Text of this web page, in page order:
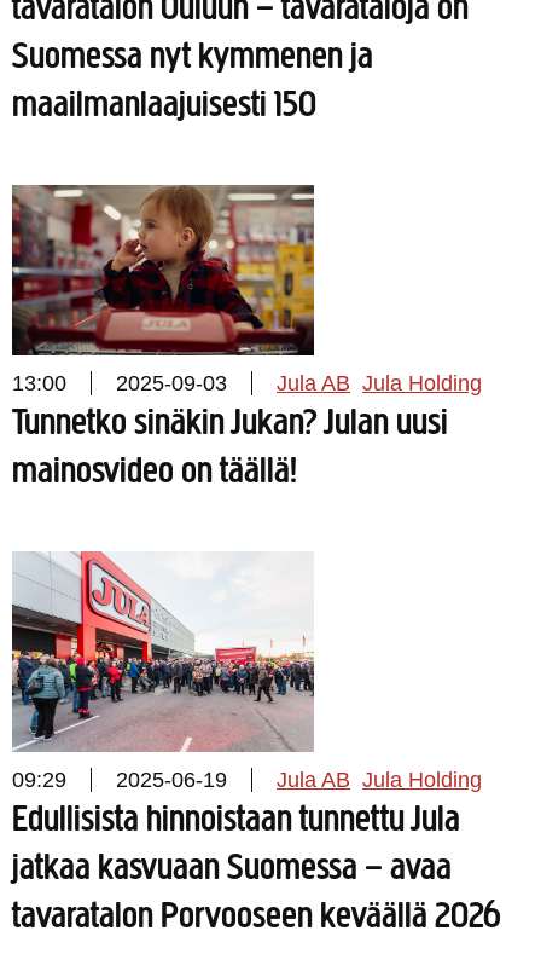
tavaratalon Ouluun – tavarataloja on
Suomessa nyt kymmenen ja
maailmanlaajuisesti 150
13:00 2025-09-03 Jula AB Jula Holding
Tunnetko sinäkin Jukan? Julan uusi
mainosvideo on täällä!
09:29 2025-06-19 Jula AB Jula Holding
Edullisista hinnoistaan tunnettu Jula
jatkaa kasvuaan Suomessa – avaa
tavaratalon Porvooseen keväällä 2026